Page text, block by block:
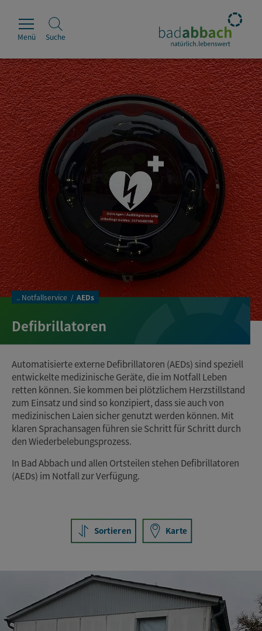
Rathaus
Erleben
Leben & Wohnen
Wirtschaft & Handel
Menü Suche
.. Notfallservice AEDs
Defibrillatoren
Automatisierte externe Defibrillatoren (AEDs) sind speziell
entwickelte medizinische Geräte, die im Notfall Leben
retten können. Sie kommen bei plötzlichem Herzstillstand
zum Einsatz und sind so konzipiert, dass sie auch von
medizinischen Laien sicher genutzt werden können. Mit
klaren Sprachansagen führen sie Schritt für Schritt durch
den Wiederbelebungsprozess.
In Bad Abbach und allen Ortsteilen stehen Defibrillatoren
(AEDs) im Notfall zur Verfügung.
Sortieren Karte